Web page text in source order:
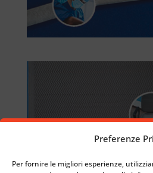
Preferenze
Per fornire le migliori esperienze,